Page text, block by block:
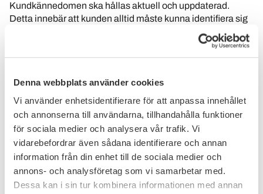
Denna webbplats använder cookies
Vi använder enhetsidentifierare för att anpassa innehållet
och annonserna till användarna, tillhandahålla funktioner
för sociala medier och analysera vår trafik. Vi
vidarebefordrar även sådana identifierare och annan
information från din enhet till de sociala medier och
annons- och analysföretag som vi samarbetar med.
Dessa kan i sin tur kombinera informationen med annan
Kundkännedomen ska hållas aktuell och uppdaterad.
Detta innebär att kunden alltid måste kunna identifiera sig
och besvara de frågor som banken bedömer är nödvändiga
för att få god kundkännedom. I vissa fall kan banken bli
tvungenneka kunden vissa tjänster och produkter elleratt
upprätthållas.
Banker är också skyldiga att följa sanktionsregelverket och
får därför inte genomföra några transaktioner åt en person,
ett företag eller en organisation som är upptagen på EU:s
sanktionslistor. Om en sådan person, företag eller
organisation har tillgångar i banken ska tillgångarna frysas.
2017 infördes ett nationellt register över verkliga huvudmän